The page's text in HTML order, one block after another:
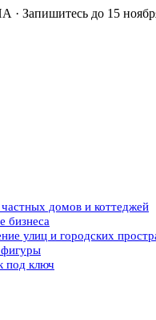
до 15 ноября
домов и коттеджей
бизнеса
улиц и городских
фигуры
под ключ